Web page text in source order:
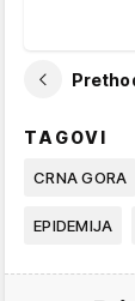
TAGOVI
CRNA GORA
EPIDEMIJA